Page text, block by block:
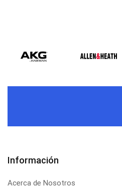
Información
Acerca de Nosotros